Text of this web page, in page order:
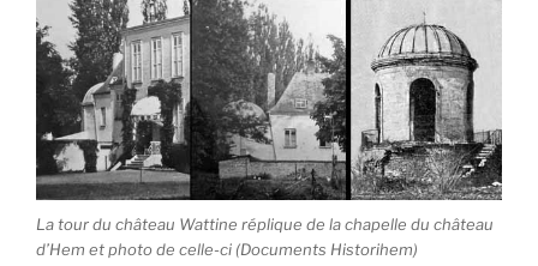
La tour du château Wattine réplique de la chapelle du château
d’Hem et photo de celle-ci (Documents Historihem)